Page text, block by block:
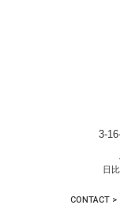
3-
日
CONTACT >